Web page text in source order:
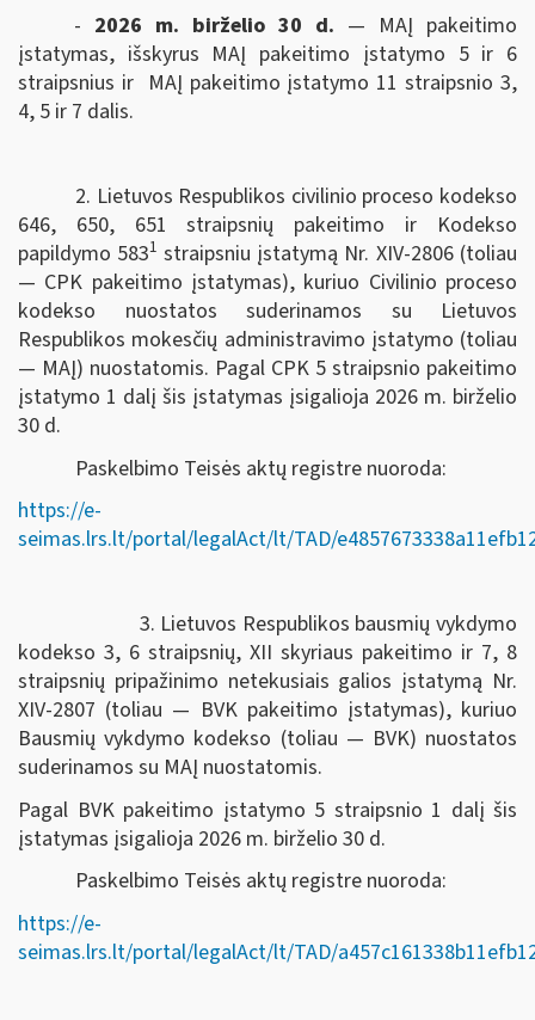
- 2026 m. birželio 30 d. — MAĮ pakeitimo
įstatymas, išskyrus MAĮ pakeitimo įstatymo 5 ir 6
straipsnius ir MAĮ pakeitimo įstatymo 11 straipsnio 3,
4, 5 ir 7 dalis.
2. Lietuvos Respublikos civilinio proceso kodekso
646, 650, 651 straipsnių pakeitimo ir Kodekso
papildymo 5831 straipsniu įstatymą Nr. XIV-2806 (toliau
— CPK pakeitimo įstatymas), kuriuo Civilinio proceso
kodekso nuostatos suderinamos su Lietuvos
Respublikos mokesčių administravimo įstatymo (toliau
— MAĮ) nuostatomis. Pagal CPK 5 straipsnio pakeitimo
įstatymo 1 dalį šis įstatymas įsigalioja 2026 m. birželio
30 d.
Paskelbimo Teisės aktų registre nuoroda:
https://e-
seimas.lrs.lt/portal/legalAct/lt/TAD/
3. Lietuvos Respublikos bausmių vykdymo
kodekso 3, 6 straipsnių, XII skyriaus pakeitimo ir 7, 8
straipsnių pripažinimo netekusiais galios įstatymą Nr.
XIV-2807 (toliau — BVK pakeitimo įstatymas), kuriuo
Bausmių vykdymo kodekso (toliau — BVK) nuostatos
suderinamos su MAĮ nuostatomis.
Pagal BVK pakeitimo įstatymo 5 straipsnio 1 dalį šis
įstatymas įsigalioja 2026 m. birželio 30 d.
Paskelbimo Teisės aktų registre nuoroda:
https://e-
seimas.lrs.lt/portal/legalAct/lt/TAD/